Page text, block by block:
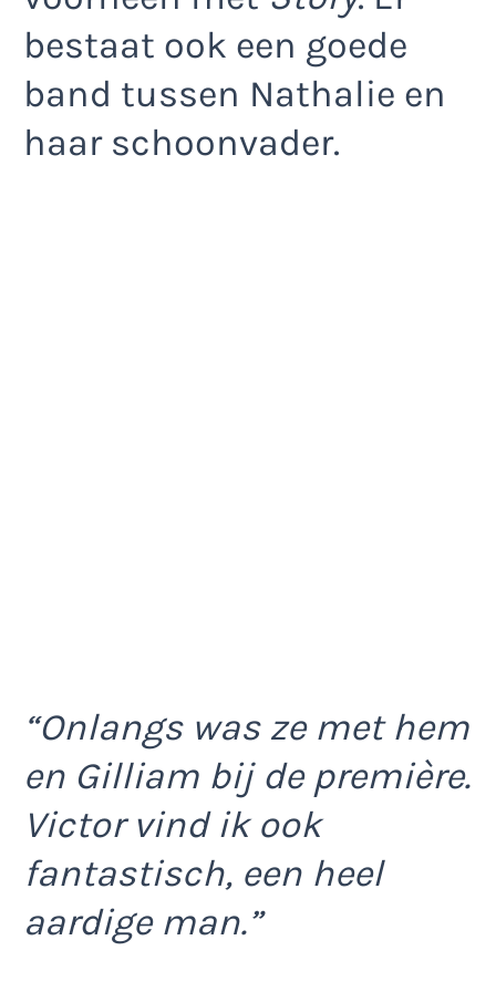
bestaat ook een goede
band tussen Nathalie en
haar schoonvader.
“Onlangs was ze met hem
en Gilliam bij de première.
Victor vind ik ook
fantastisch, een heel
aardige man.”